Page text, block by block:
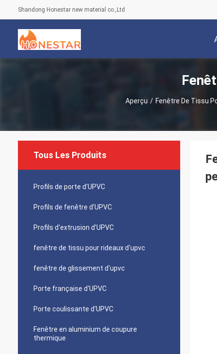
Shandong Honestar new material co.,Ltd
Aperçu / Fenêtre De Tissu
Tous Les Produits
Profils de porte d'UPVC
Profils de fenêtre d'UPVC
Profils d'extrusion d'UPVC
fenêtre de tissu pour rideaux d'upvc
fenêtre de glissement d'upvc
Porte française d'UPVC
Porte coulissante d'UPVC
Fenêtre en aluminium de coupure
thermique